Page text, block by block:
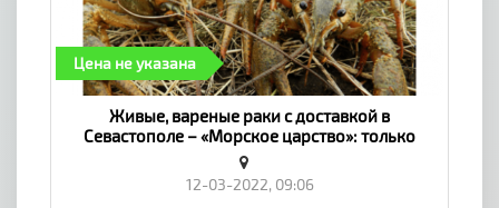
Цена не указана
Живые, вареные раки с доставкой в
Севастополе – «Морское царство»: только
свежая продукция! Севастополь № 1888448 -
«Личные вещи»
12-03-2022, 09:06